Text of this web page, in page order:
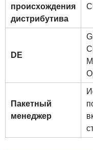
происхождения
дистрибутива
DE
Пакетный
менеджер